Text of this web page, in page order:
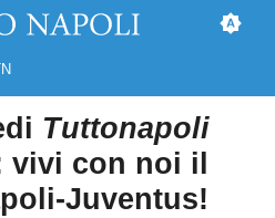
Tuttonapoli
vivi con noi il
Juventus!